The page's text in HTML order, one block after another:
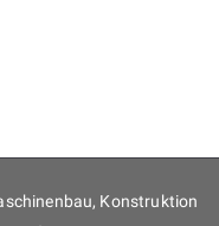
Konstruktion